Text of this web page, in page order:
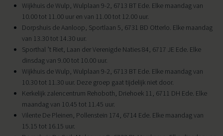
Wijkhuis de Wulp, Wulplaan 9-2, 6713 BT Ede. Elke maandag van
10.00 tot 11.00 uur en van 11.00 tot 12.00 uur.
Dorpshuis de Aanloop, Sportlaan 5, 6731 BD Otterlo. Elke maandag
van 13.30 tot 14.30 uur.
Sporthal ’t Riet, Laan der Verenigde Naties 84, 6717 JE Ede. Elke
dinsdag van 9.00 tot 10.00 uur.
Wijkhuis de Wulp, Wulplaan 9-2, 6713 BT Ede. Elke maandag van
10.30 tot 11.30 uur. Deze groep gaat tijdelijk niet door.
Kerkelijk zalencentrum Rehoboth, Driehoek 11, 6711 DH Ede. Elke
maandag van 10.45 tot 11.45 uur.
Vilente De Pleinen, Pollenstein 174, 6714 Ede. Elke maandag van
15.15 tot 16.15 uur.